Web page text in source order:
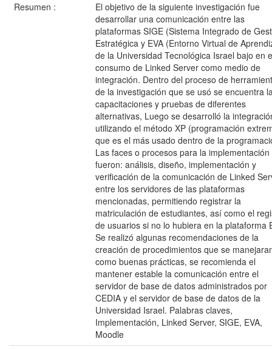
Resumen :
El objetivo de la siguiente investigación fue
desarrollar una comunicación entre las
plataformas SIGE (Sistema Integrado de
Estratégica y EVA (Entorno Virtual de
de la Universidad Tecnológica Israel bajo en
consumo de Linked Server como medio de
integración. Dentro del proceso de
de la investigación que se usó se encuentra
capacitaciones y pruebas de diferentes
alternativas, Luego se desarrolló la
utilizando el método XP (programación
que es el más usado dentro de la
Las faces o procesos para la implementación
fueron: análisis, diseño, implementación y
verificación de la comunicación de Linked
entre los servidores de las plataformas
mencionadas, permitiendo registrar la
matriculación de estudiantes, así como el
de usuarios si no lo hubiera en la plataforma
Se realizó algunas recomendaciones de la
creación de procedimientos que se
como buenas prácticas, se recomienda el
mantener estable la comunicación entre el
servidor de base de datos administrados por
CEDIA y el servidor de base de datos de la
Universidad Israel. Palabras claves,
Implementación, Linked Server, SIGE, EVA,
Moodle